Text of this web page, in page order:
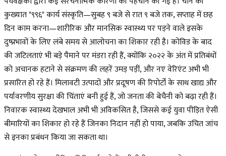
कुख्यात "९९६" कार्य संस्कृति—सुबह ९ बजे से रात ९ बजे तक, सप्ताह में छह
दिन काम करना—शारीरिक और मानसिक स्वास्थ्य पर पड़ने वाले इसके
दुष्प्रभावों के लिए लंबे समय से आलोचना का शिकार रही है। कोविड के बाद
की जटिलताएं भी बड़े पैमाने पर मंडरा रही हैं, क्योंकि २०२२ के अंत में प्रतिबंधों
को अचानक हटाने से संक्रमण की लहरें उमड़ पड़ीं, और नए वेरिएंट अभी भी
प्रसारित हो रहे हैं। मिलावटी उत्पादों और प्रदूषण की रिपोर्टों के साथ खाद्य और
पर्यावरणीय सुरक्षा की चिंताएं बनी हुई हैं, जो जनता की बेचैनी को बढ़ा रही हैं।
निवारक स्वास्थ्य देखभाल अभी भी अविकसित है, जिससे कई युवा पीड़ित ऐसी
बीमारियों का शिकार हो रहे हैं जिनका निदान नहीं हो पाया, जबकि उचित जांच
से इनका प्रबंधन किया जा सकता था।